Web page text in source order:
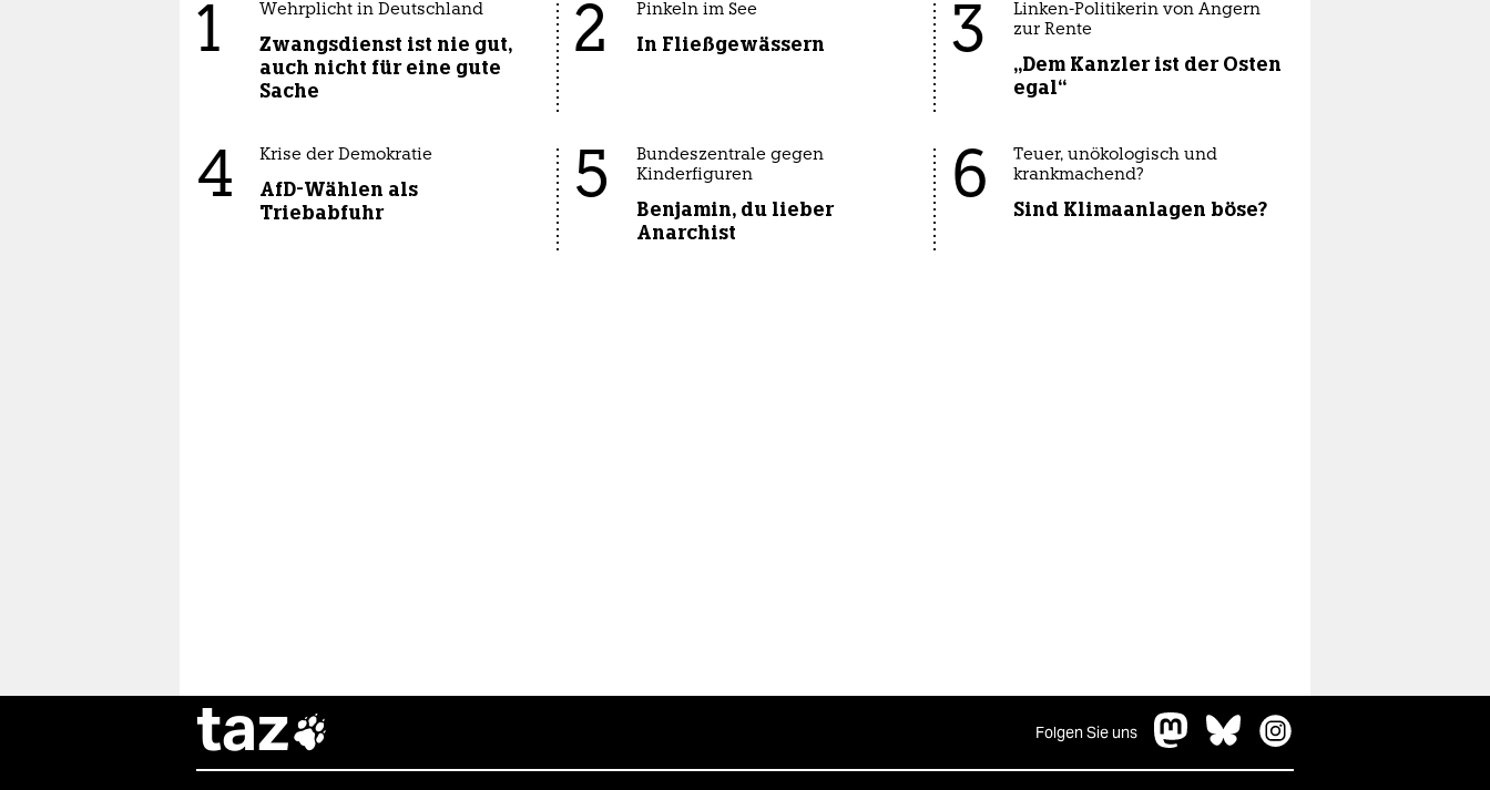
1 Wehrplicht in Deutschland
Zwangsdienst ist nie gut,
auch nicht für eine gute
Sache
2 Pinkeln im See
In Fließgewässern 3
Linken-Politikerin von Angern
zur Rente
„Dem Kanzler ist der Osten
egal“
4 Krise der Demokratie
AfD-Wählen als
Triebabfuhr
5
Bundeszentrale gegen
Kinderfiguren
Benjamin, du lieber
Anarchist
6
Teuer, unökologisch und
krankmachend?
Sind Klimaanlagen böse?
taz Folgen Sie uns